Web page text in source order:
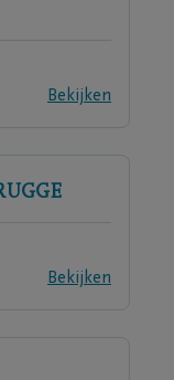
Bekijken
Bekijken